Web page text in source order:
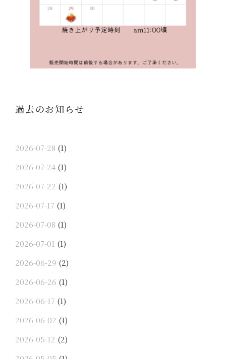
過去のお知らせ
2026-07-28 (1)
2026-07-24 (1)
2026-07-22 (1)
2026-07-17 (1)
2026-07-08 (1)
2026-07-01 (1)
2026-06-29 (2)
2026-06-26 (1)
2026-06-17 (1)
2026-06-02 (1)
2026-05-12 (2)